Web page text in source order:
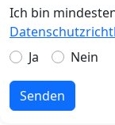
Ich bin
Ja
Nein
Senden